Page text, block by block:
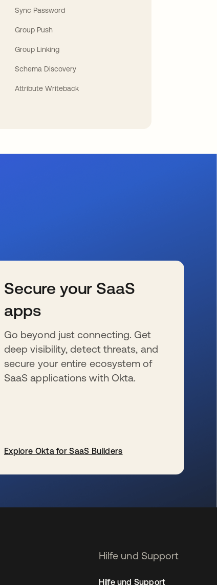
Sync Password
Group Push
Group Linking
Schema Discovery
Attribute Writeback
Secure your SaaS
apps
Go beyond just connecting. Get
deep visibility, detect threats, and
secure your entire ecosystem of
SaaS applications with Okta.
Explore Okta for SaaS Builders
Hilfe und Support
Hilfe und Support